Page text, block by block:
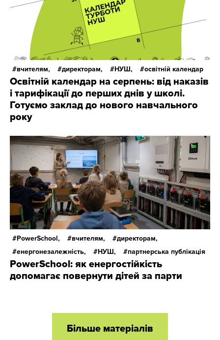
вчителям, директорам, НУШ, освітній календар
Освітній календар на серпень: від наказів
і тарифікації до перших днів у школі.
Готуємо заклад до нового навчального
року
PowerSchool, вчителям,
директорам,
енергонезалежність,
НУШ, партнерська публікація
PowerSchool: як енергостійкість
допомагає повернути дітей за парти
Більше матеріалів